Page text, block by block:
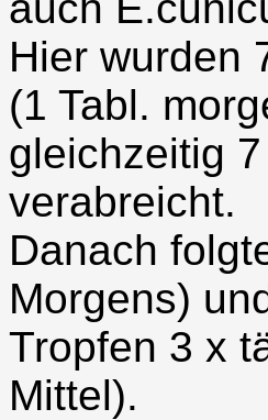
Hier wurden
(1 Tabl.
gleichzeitig
verabreicht.
Danach
Morgens)
Tropfen 3 x
Mittel).